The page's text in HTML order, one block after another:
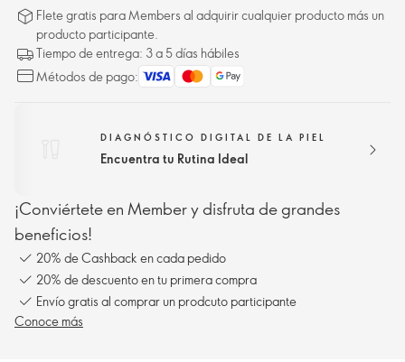
Flete gratis para Members al adquirir cualquier producto más un
producto participante.
Tiempo de entrega: 3 a 5 días hábiles
Métodos de pago:
DIAGNÓSTICO DIGITAL DE LA PIEL
Encuentra tu Rutina Ideal
¡Conviértete en Member y disfruta de grandes
beneficios!
20% de Cashback en cada pedido
20% de descuento en tu primera compra
Envío gratis al comprar un prodcuto participante
Conoce más